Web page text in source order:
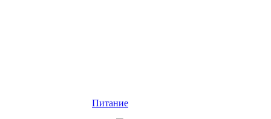
Питание